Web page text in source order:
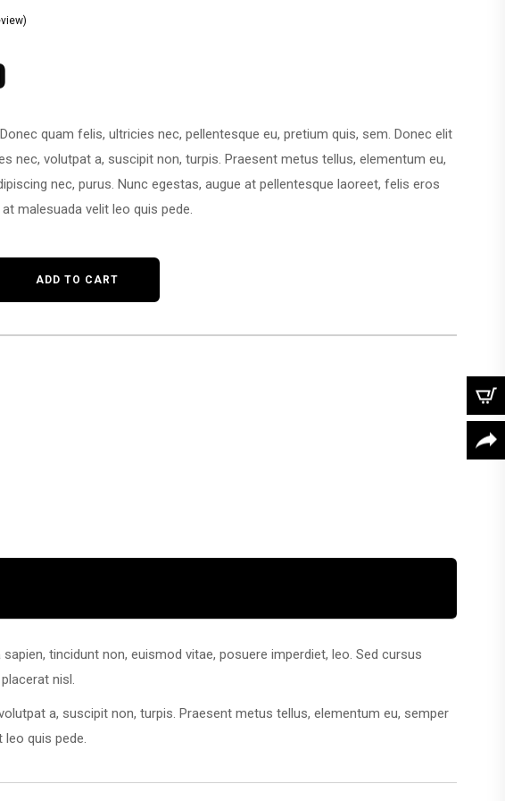
quam felis, ultricies nec, pellentesque eu, pretium quis, sem. Donec elit
nec, volutpat a, suscipit non, turpis. Praesent metus tellus, elementum eu,
nec, purus. Nunc egestas, augue at pellentesque laoreet, felis eros
malesuada velit leo quis pede.
ADD TO CART
tincidunt non, euismod vitae, posuere imperdiet, leo. Sed cursus
nisl.
a, suscipit non, turpis. Praesent metus tellus, elementum eu, semper
quis pede.